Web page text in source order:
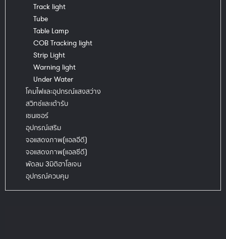
Track light
Tube
Table Lamp
COB Tracking light
Strip Light
Warning light
Under Water
โคมไฟและอุปกรณ์แสงสว่าง
สวิทช์และเต้ารับ
เซนเซอร์
อุปกรณ์เสริม
จอแสดงภาพ(แอลอีดี)
จอแสดงภาพ(แอลซีดี)
พัดลม 3มิติฮาโลเจน
อุปกรณ์ควบคุม